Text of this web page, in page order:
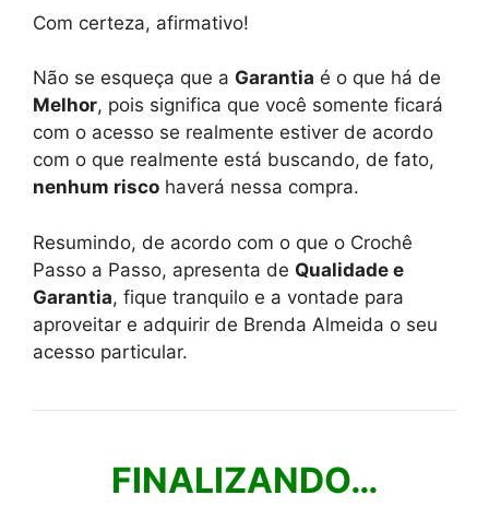
Com certeza, afirmativo!
Não se esqueça que a Garantia é o que há de
Melhor, pois significa que você somente ficará
com o acesso se realmente estiver de acordo
com o que realmente está buscando, de fato,
nenhum risco haverá nessa compra.
Resumindo, de acordo com o que o Crochê
Passo a Passo, apresenta de Qualidade e
Garantia, fique tranquilo e a vontade para
aproveitar e adquirir de Brenda Almeida o seu
acesso particular.
FINALIZANDO…